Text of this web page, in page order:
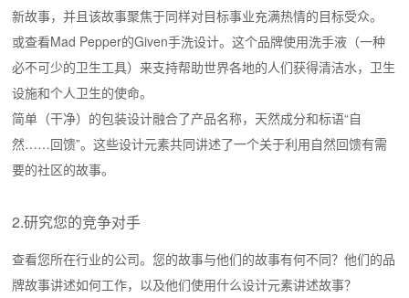
新故事，并且该故事聚焦于同样对目标事业充满热情的目标受众。
或查看Mad Pepper的Given手洗设计。这个品牌使用洗手液（一种
必不可少的卫生工具）来支持帮助世界各地的人们获得清洁水，卫生
设施和个人卫生的使命。
简单（干净）的包装设计融合了产品名称，天然成分和标语“自
然……回馈”。这些设计元素共同讲述了一个关于利用自然回馈有需
要的社区的故事。
2.研究您的竞争对手
查看您所在行业的公司。您的故事与他们的故事有何不同？他们的品
牌故事讲述如何工作，以及他们使用什么设计元素讲述故事？